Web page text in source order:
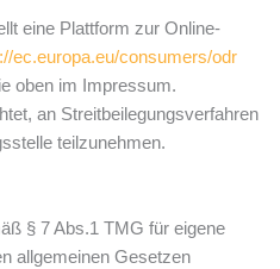
eine Plattform zur Online-
ec.europa.eu/consumers/odr
oben im Impressum.
an Streitbeilegungsverfahren
teilzunehmen.
§ 7 Abs.1 TMG für eigene
allgemeinen Gesetzen